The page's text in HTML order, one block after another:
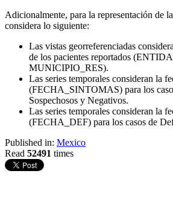
Adicionalmente, para la representación de
considera lo siguiente:
Las vistas georreferenciadas
de los pacientes reportados
MUNICIPIO_RES).
Las series temporales consideran la
(FECHA_SINTOMAS) para los
Sospechosos y Negativos.
Las series temporales consideran la
(FECHA_DEF) para los casos de
Published in: Mexico
Read 52491 times